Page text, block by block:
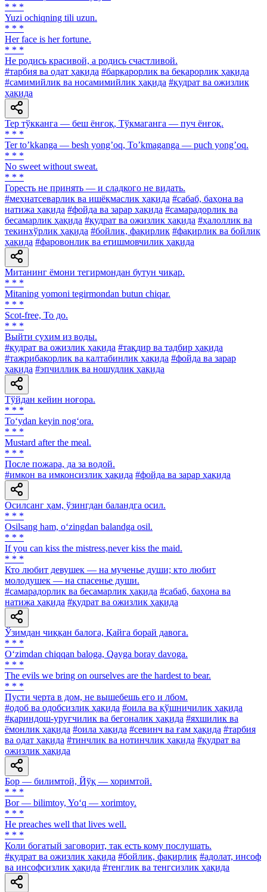
* * *
Yuzi ochiqning tili uzun.
* * *
Her face is her fortune.
* * *
He родись красивой, а родись счастливой.
#тарбия ва одат ҳақида #барқарорлик ва беқарорлик ҳақида
#самимийлик ва носамимийлик ҳақида #қудрат ва ожизлик
ҳақида
Тер тўкканга — беш ёнғоқ, Тўкмаганга — пуч ёнғоқ.
* * *
Ter toʼkkanga — besh yongʼoq, Toʼkmaganga — puch yongʼoq.
* * *
No sweet without sweat.
* * *
Горесть не принять — и сладкого не видать.
#меҳнатсеварлик ва ишёқмаслик ҳақида #сабаб, баҳона ва
натижа ҳақида #фойда ва зарар ҳақида #самарадорлик ва
бесамарлик ҳақида #қудрат ва ожизлик ҳақида #ҳалоллик ва
текинхўрлик ҳақида #бойлик, фақирлик #фақирлик ва бойлик
ҳақида #фаровонлик ва етишмовчилик ҳақида
Митанинг ёмони тегирмондан бутун чиқар.
* * *
Mitaning yomoni tegirmondan butun chiqar.
* * *
Scot-free, То до.
* * *
Выйти сухим из воды.
#қудрат ва ожизлик ҳақида #тақдир ва тадбир ҳақида
#тажрибакорлик ва калтабинлик ҳақида #фойда ва зарар
ҳақида #эпчиллик ва ношудлик ҳақида
Тўйдан кейин ноғора.
* * *
To‘ydan keyin nog‘ora.
* * *
Mustard after the meal.
* * *
После пожара, да за водой.
#имкон ва имконсизлик ҳақида #фойда ва зарар ҳақида
Осилсанг ҳам, ўзингдан баландга осил.
* * *
Osilsang ham, o‘zingdan balandga osil.
* * *
If you can kiss the mistress,never kiss the maid.
* * *
Кто любит девушек — на мученье души; кто любит
молодушек — на спасенье души.
#самарадорлик ва бесамарлик ҳақида #сабаб, баҳона ва
натижа ҳақида #қудрат ва ожизлик ҳақида
Ўзимдан чиққан балога, Қайга борай давога.
* * *
O‘zimdan chiqqan baloga, Qayga boray davoga.
* * *
The evils we bring on ourselves are the hardest to bear.
* * *
Пусти черта в дом, не вышебешь его и лбом.
#одоб ва одобсизлик ҳақида #оила ва қўшничилик ҳақида
#қариндош-уруғчилик ва бегоналик ҳақида #яхшилик ва
ёмонлик ҳақида #оила ҳақида #севинч ва ғам ҳақида #тарбия
ва одат ҳақида #тинчлик ва нотинчлик ҳақида #қудрат ва
ожизлик ҳақида
Бор — билимтой, Йўқ — хоримтой.
* * *
Bor — bilimtoy, Yo‘q — xorimtoy.
* * *
He preaches well that lives well.
* * *
Коли богатый заговорит, так есть кому послушать.
#қудрат ва ожизлик ҳақида #бойлик, фақирлик #адолат, инсоф
ва инсофсизлик ҳақида #тенглик ва тенгсизлик ҳақида